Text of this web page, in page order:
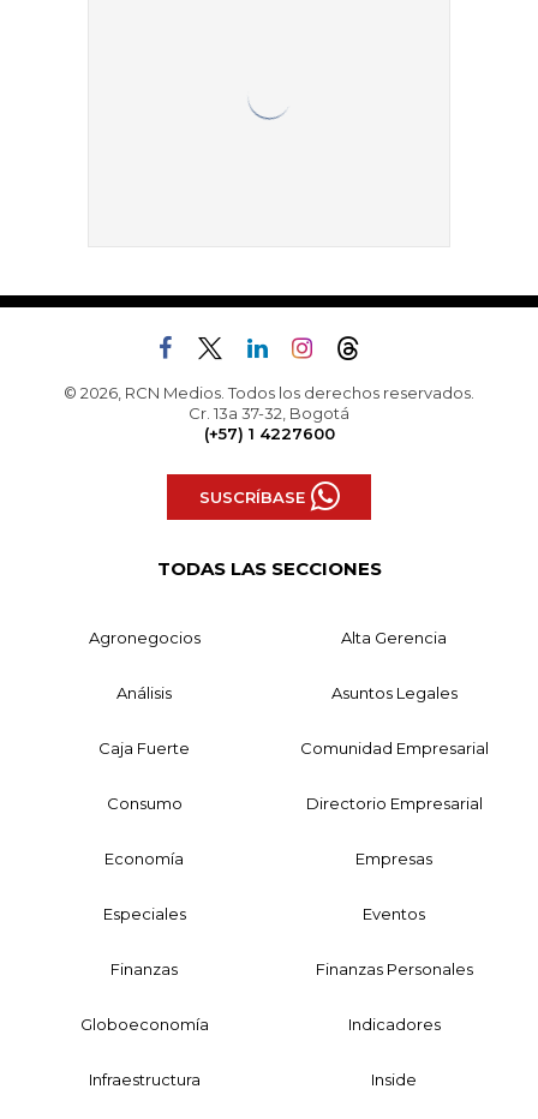
© 2026, RCN Medios. Todos los derechos reservados.
Cr. 13a 37-32, Bogotá
(+57) 1 4227600
SUSCRÍBASE
TODAS LAS SECCIONES
Agronegocios Alta Gerencia
Análisis Asuntos Legales
Caja Fuerte Comunidad Empresarial
Consumo Directorio Empresarial
Economía Empresas
Especiales Eventos
Finanzas Finanzas Personales
Globoeconomía Indicadores
Infraestructura Inside